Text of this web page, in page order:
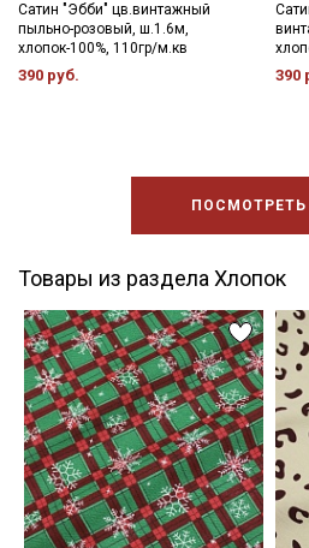
Сатин "Эбби" цв.винтажный
пыльно-розовый, ш.1.6м,
хлопок-100%, 110гр/м.кв
390 руб. 390
Товары из раздела Хлопок